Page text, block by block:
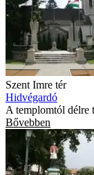
Szent Imre tér
Hidvégardó
A templomtól délre
Bővebben